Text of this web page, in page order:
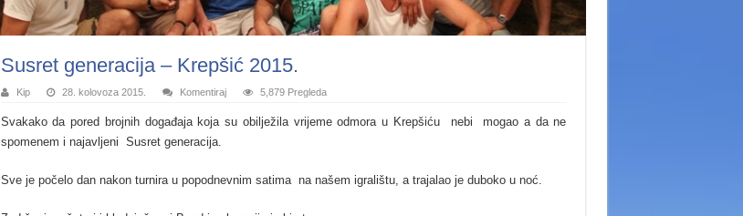
Susret generacija – Krepšić 2015.
Kip 28. kolovoza 2015. Komentiraj 5,879 Pregleda
Svakako da pored brojnih događaja koja su obilježila vrijeme odmora u Krepšiću nebi mogao a da ne
spomenem i najavljeni Susret generacija.
Sve je počelo dan nakon turnira u popodnevnim satima na našem igralištu, a trajalao je duboko u noć.